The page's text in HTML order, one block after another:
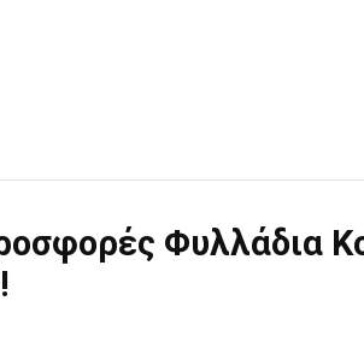
Φυλλάδια